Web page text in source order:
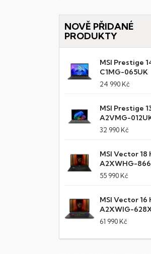
NOVĚ PŘIDANÉ
PRODUKTY
MSI Prestige
C1MG-065UK
24 990 Kč
MSI Prestige
A2VMG-
32 990 Kč
MSI Vector 18
A2XWHG-
55 990 Kč
MSI Vector 16
A2XWIG-
61 990 Kč